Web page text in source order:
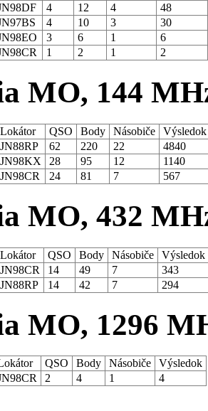
4 12 4
48
4 10 3
30
3 6 1
6
1 2 1 2
MO, 144
Lokátor QSO Body Násobiče
JN88RP 62 220 22
4840
JN98KX 28 95 12
1140
JN98CR 24 81 7 567
MO, 432
Lokátor QSO Body Násobiče
Výsledok
JN98CR 14 49 7
343
JN88RP 14 42 7 294
MO, 1296
QSO Body Násobiče
Výsledok
2 4 1 4